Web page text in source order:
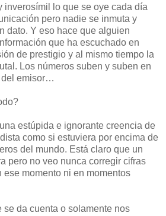
inverosímil lo que se oye cada día
pero nadie se inmuta y
dato. Y eso hace que alguien
que ha escuchado en
de prestigio y al mismo tiempo la
Los números suben y suben en
del emisor…
estúpida e ignorante creencia de
como si estuviera por encima de
del mundo. Está claro que un
pero no veo nunca corregir cifras
ese momento ni en momentos
se da cuenta o solamente nos